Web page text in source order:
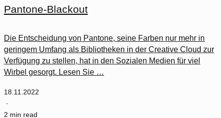
Pantone-Blackout
Die Entscheidung von Pantone, seine Farben nur mehr in
geringem Umfang als Bibliotheken in der Creative Cloud zur
Verfügung zu stellen, hat in den Sozialen Medien für viel
Wirbel gesorgt. Lesen Sie …
18.11.2022
·
2 min read